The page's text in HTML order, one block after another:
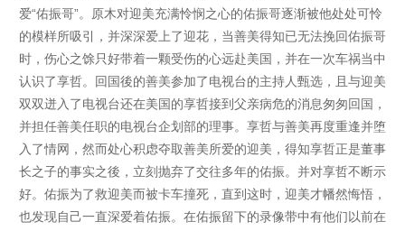
爱“佑振哥”。原木对迎美充满怜悯之心的佑振哥逐渐被他处处可怜
的模样所吸引，并深深爱上了迎花，当善美得知已无法挽回佑振哥
时，伤心之馀只好带着一颗受伤的心远赴美国，并在一次车祸当中
认识了享哲。回国後的善美参加了电视台的主持人甄选，且与迎美
双双迸入了电视台还在美国的享哲接到父亲病危的消息匆匆回国，
并担任善美任职的电视台企划部的理事。享哲与善美再度重逢并堕
入了情网，然而处心积虑夺取善美所爱的迎美，得知享哲正是董事
长之子的事实之後，立刻抛弃了交往多年的佑振。并对享哲不断示
好。佑振为了救迎美而被卡车撞死，直到这时，迎美才幡然悔悟，
也发现自己一直深爱着佑振。在佑振留下的录像带中有他们以前在